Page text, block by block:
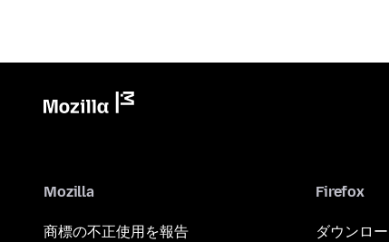
Mozilla
商標の不正使用を報告
Firefox
ダウンロ